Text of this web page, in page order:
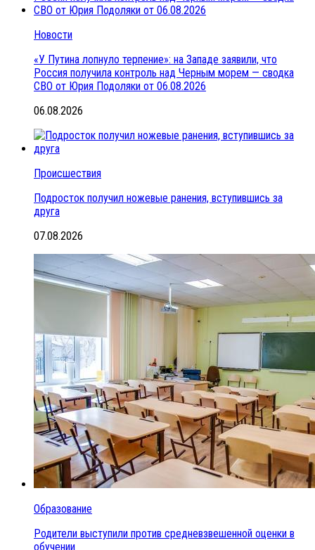
Новости
«У Путина лопнуло терпение»: на Западе заявили, что
Россия получила контроль над Черным морем — сводка
СВО от Юрия Подоляки от 06.08.2026
06.08.2026
Происшествия
Подросток получил ножевые ранения, вступившись за
друга
07.08.2026
Образование
Родители выступили против средневзвешенной оценки в
обучении